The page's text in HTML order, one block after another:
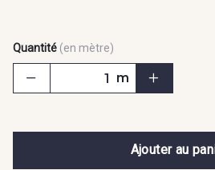
Quantité (en mètre)
m
Ajouter au